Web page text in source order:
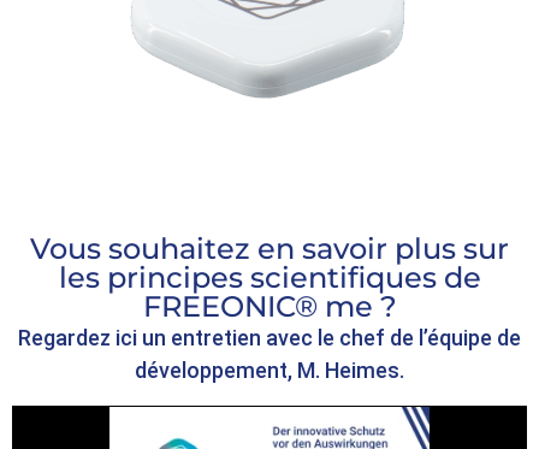
Vous souhaitez en savoir plus sur
les principes scientifiques de
FREEONIC® me ?
Regardez ici un entretien avec le chef de l’équipe de
développement, M. Heimes.